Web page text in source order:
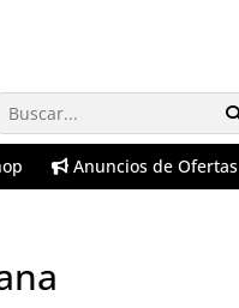
Anuncios de Ofertas